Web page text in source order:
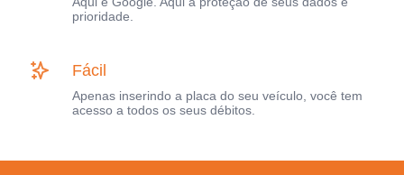
prioridade.
Fácil
Apenas inserindo a placa do seu veículo, você tem
acesso a todos os seus débitos.